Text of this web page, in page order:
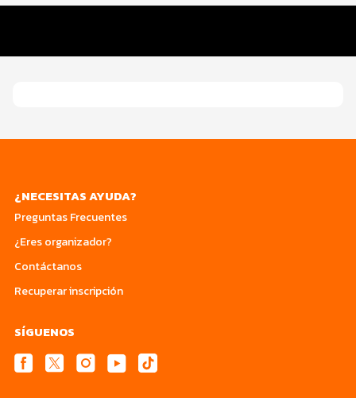
¿NECESITAS AYUDA?
Preguntas Frecuentes
¿Eres organizador?
Contáctanos
Recuperar inscripción
SÍGUENOS